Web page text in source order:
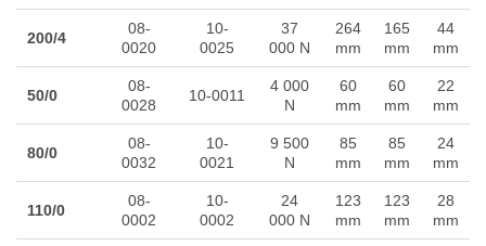
200/4
08-
0020
10-
0025
37
000 N
264
mm
165
mm
44
mm
50/0
08-
0028
10-0011
4 000
N
60
mm
60
mm
22
mm
80/0
08-
0032
10-
0021
9 500
N
85
mm
85
mm
24
mm
110/0
08-
0002
10-
0002
24
000 N
123
mm
123
mm
28
mm